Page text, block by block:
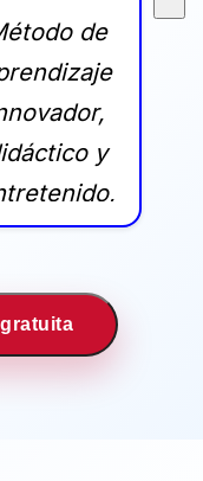
de
y
muy